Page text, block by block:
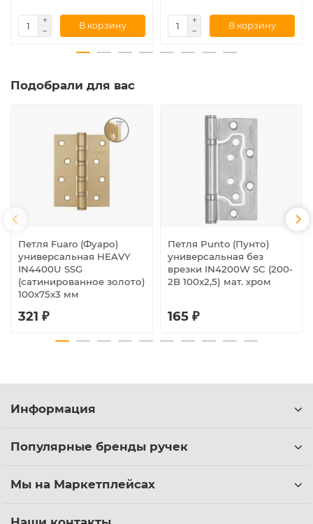
В корзину В корзину
Подобрали для вас
Петля Fuaro (Фуаро)
универсальная HEAVY
IN4400U SSG
(сатинированное золото)
100х75х3 мм
321 ₽
Петля Punto (Пунто)
универсальная без
врезки IN4200W SC (200-
2B 100x2,5) мат. хром
165 ₽
Информация
Популярные бренды ручек
Мы на Маркетплейсах